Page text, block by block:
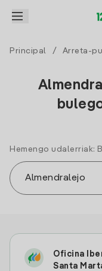
Principal / Arreta-
Hemengo udalerriak:
Oficina
Santa